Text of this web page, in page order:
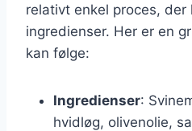
relativt enkel proces,
ingredienser. Her er en
kan følge:
Ingredienser:
hvidløg, olivenolie,